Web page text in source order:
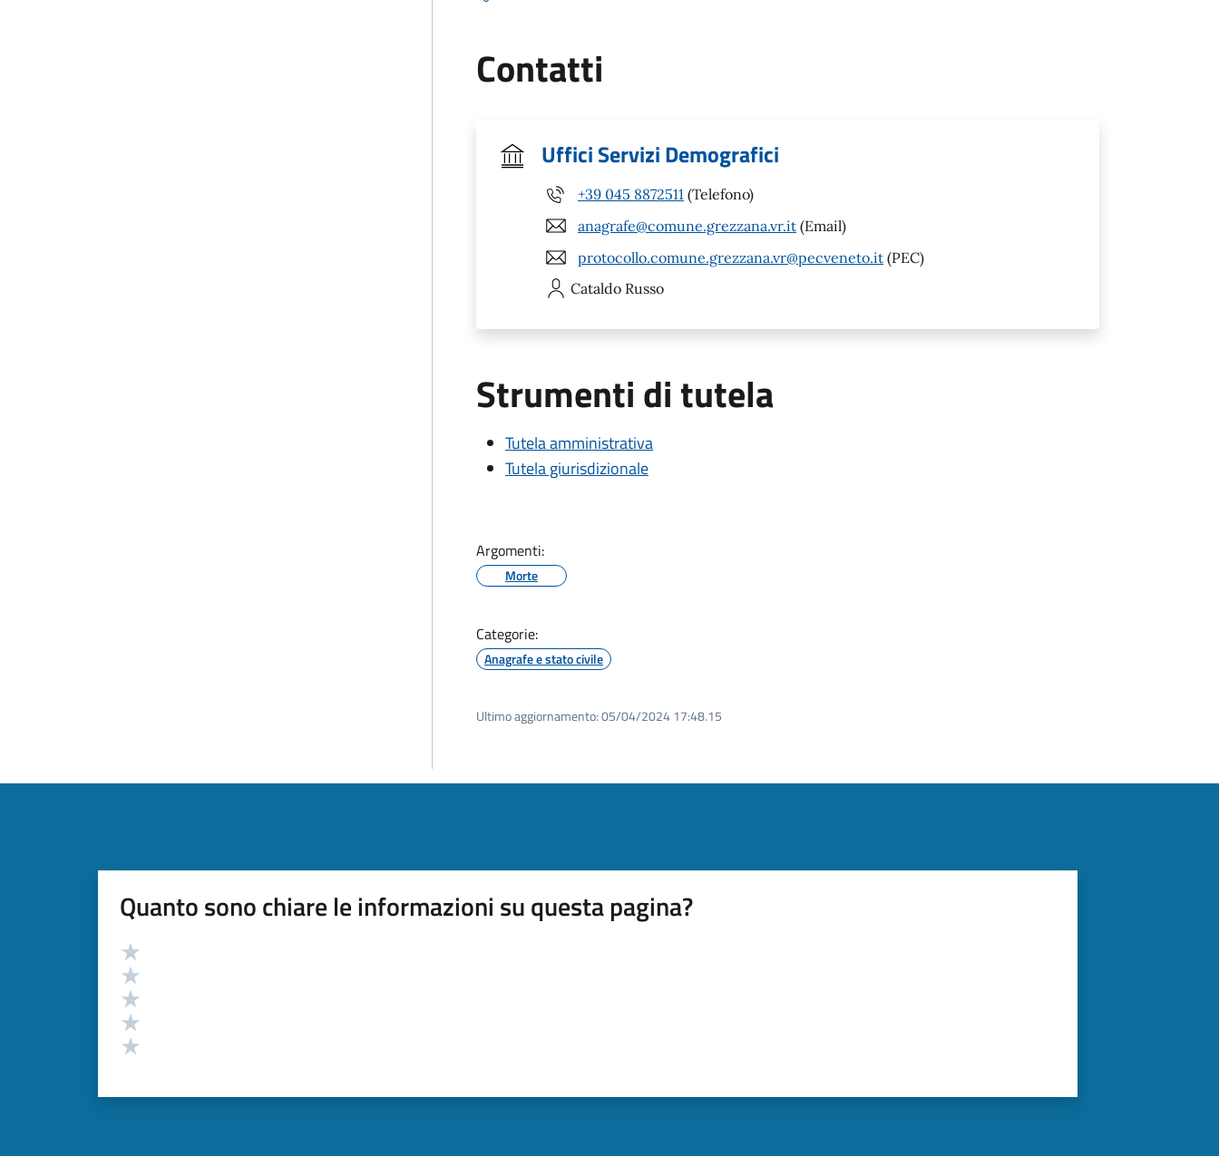
Contatti
Uffici Servizi Demografici
+39 045 8872511 (Telefono)
anagrafe@comune.grezzana.vr.it (Email)
protocollo.comune.grezzana.vr@pecveneto.it (PEC)
Cataldo Russo
Strumenti di tutela
Tutela amministrativa
Tutela giurisdizionale
Argomenti:
Morte
Categorie:
Anagrafe e stato civile
Ultimo aggiornamento:05/04/2024 17:48.15
Quanto sono chiare le informazioni su questa pagina?
Valutazione